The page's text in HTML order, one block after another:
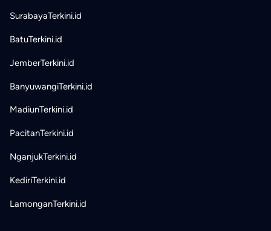
SurabayaTerkini.id
BatuTerkini.id
JemberTerkini.id
BanyuwangiTerkini.id
MadiunTerkini.id
PacitanTerkini.id
NganjukTerkini.id
KediriTerkini.id
LamonganTerkini.id